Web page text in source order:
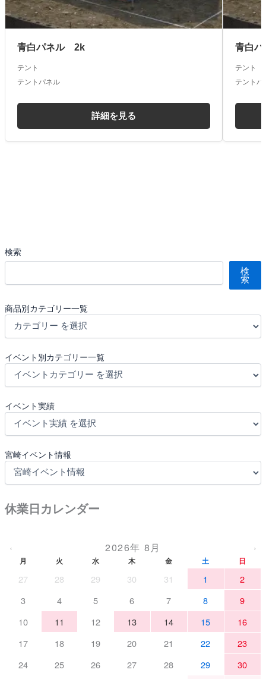
青白パネル 2k
テント
テントパネル
詳細を見る
青白
テント
テントパ
検索
検
索
商品別カテゴリー一覧
イベント別カテゴリー一覧
イベント実績
宮崎イベント情報
休業日カレンダー
‹ 2026年 8月 ›
月 火 水 木 金 土 日
27 28 29 30 31 1
2
3
4 5 6 7 8
9
10
11 12 13 14 15
16
17
18 19 20 21 22
23
24
25 26 27 28 29
30